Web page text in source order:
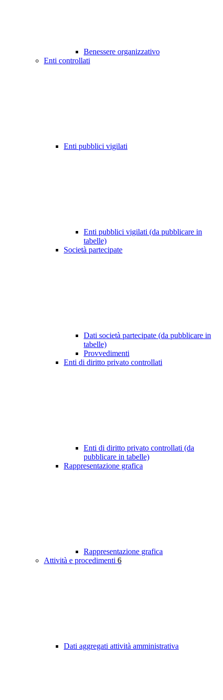
Benessere organizzativo
Enti controllati
Enti pubblici vigilati
Enti pubblici vigilati (da pubblicare in
tabelle)
Società partecipate
Dati società partecipate (da pubblicare in
tabelle)
Provvedimenti
Enti di diritto privato controllati
Enti di diritto privato controllati (da
pubblicare in tabelle)
Rappresentazione grafica
Rappresentazione grafica
Attività e procedimenti 6
Dati aggregati attività amministrativa